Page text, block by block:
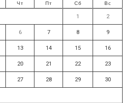
Чт Пт Сб Вс
1 2
6 7 8 9
13 14 15 16
20 21 22 23
27 28 29 30